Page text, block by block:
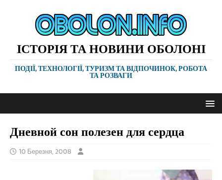
ІСТОРІЯ ТА НОВИНИ ОБОЛОНІ
ПОДІЇ, ТЕХНОЛОГІЇ, ТУРИЗМ ТА ВІДПОЧИНОК, РОБОТА
ТА РОЗВАГИ
Дневной сон полезен для сердца
10 Березня, 2008